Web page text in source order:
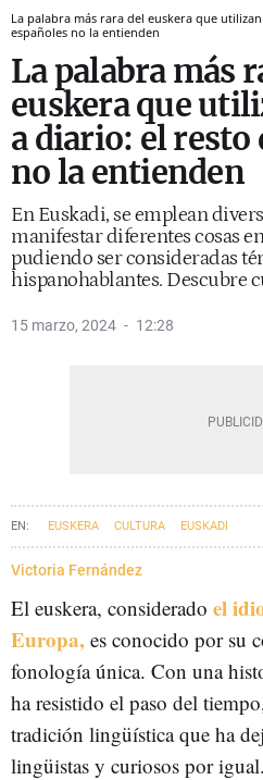
La palabra más rara del euskera que
españoles no la entienden
La palabra más
euskera que
a diario: el resto
no la entienden
En Euskadi, se emplean
manifestar diferentes cosas
pudiendo ser consideradas
hispanohablantes. Descubre
15 marzo, 2024 12:28
EUSKERA CULTURA EUSKADI
Victoria Fernández
El euskera, considerado el
Europa, es conocido por su
fonología única. Con una
ha resistido el paso del
tradición lingüística que ha
lingüistas y curiosos por